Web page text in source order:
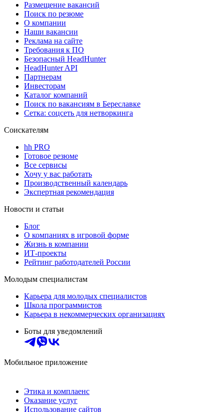
Размещение вакансий
Поиск по резюме
О компании
Наши вакансии
Реклама на сайте
Требования к ПО
Безопасный HeadHunter
HeadHunter API
Партнерам
Инвесторам
Каталог компаний
Поиск по вакансиям в Береславке
Сетка: соцсеть для нетворкинга
Соискателям
hh PRO
Готовое резюме
Все сервисы
Хочу у вас работать
Производственный календарь
Экспертная рекомендация
Новости и статьи
Блог
О компаниях в игровой форме
Жизнь в компании
ИТ-проекты
Рейтинг работодателей России
Молодым специалистам
Карьера для молодых специалистов
Школа программистов
Карьера в некоммерческих организациях
Боты для уведомлений
Мобильное приложение
Этика и комплаенс
Оказание услуг
Использование сайтов